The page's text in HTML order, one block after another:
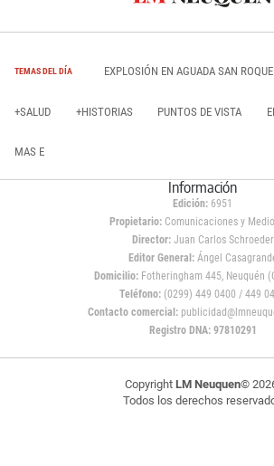
TEMAS DEL DÍA EXPLOSIÓN EN AGUADA SAN ROQUE
+SALUD +HISTORIAS PUNTOS DE VISTA
MAS E
Información
Edición: 6951
Propietario:Comunicaciones y
Director: Juan Carlos Schroeder
Editor General:Ángel
Domicilio:Fotheringham 445, Neuquén
Teléfono: (0299) 449 0400 / 449
Contacto comercial:
Registro DNA: 97810291
Copyright LM Neuquen©
Todos los derechos